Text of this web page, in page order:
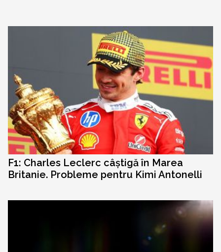
F1: Charles Leclerc câștigă în Marea
Britanie. Probleme pentru Kimi Antonelli